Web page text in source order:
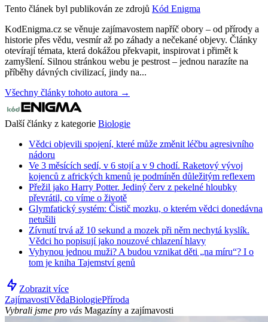
Tento článek byl publikován ze zdrojů Kód Enigma
KodEnigma.cz se věnuje zajímavostem napříč obory – od přírody a
historie přes vědu, vesmír až po záhady a nečekané objevy. Články
otevírají témata, která dokážou překvapit, inspirovat i přimět k
zamyšlení. Silnou stránkou webu je pestrost – jednou narazíte na
příběhy dávných civilizací, jindy na...
Všechny články tohoto autora →
Další články z kategorie Biologie
Vědci objevili spojení, které může změnit léčbu agresivního
nádoru
Ve 3 měsících sedí, v 6 stojí a v 9 chodí. Raketový vývoj
kojenců z afrických kmenů je podmíněn důležitým reflexem
Přežil jako Harry Potter. Jediný červ z pekelné hloubky
převrátil, co víme o životě
Glymfatický systém: Čistič mozku, o kterém vědci donedávna
netušili
Zívnutí trvá až 10 sekund a mozek při něm nechytá kyslík.
Vědci ho popisují jako nouzové chlazení hlavy
Vyhynou jednou muži? A budou vznikat děti „na míru“? I o
tom je kniha Tajemství genů
Zobrazit více
ZajímavostiVědaBiologiePříroda
Vybrali jsme pro vás Magazíny a zajímavosti